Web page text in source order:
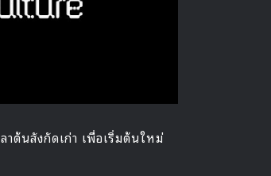
าต้นสังกัดเก่า เพื่อเริ่มต้นใหม่